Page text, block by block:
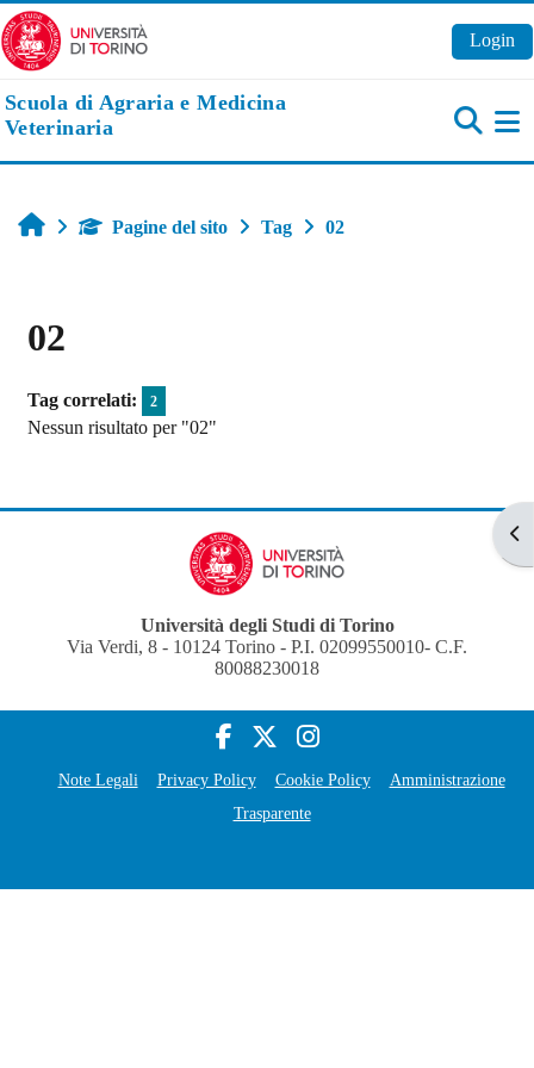
Vai al contenuto principale
Login
Scuola di Agraria e Medicina
Veterinaria
HomePagine del sito Tag 02
02
Tag correlati: 2
Nessun risultato per "02"
Università degli Studi di Torino
Via Verdi, 8 - 10124 Torino - P.I. 02099550010- C.F.
80088230018
Note Legali Privacy Policy Cookie Policy
Amministrazione
Trasparente